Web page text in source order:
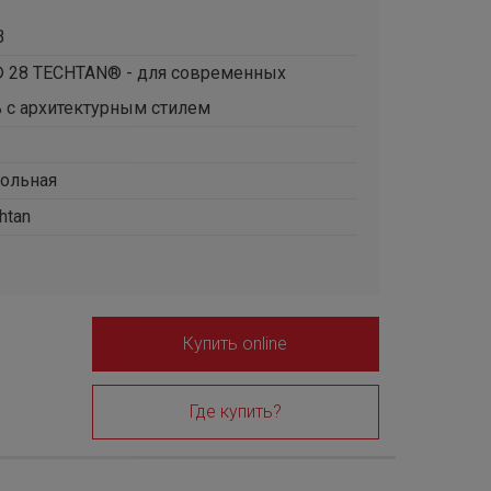
28 TECHTAN® - для современных
с архитектурным стилем
Купить online
Где купить?